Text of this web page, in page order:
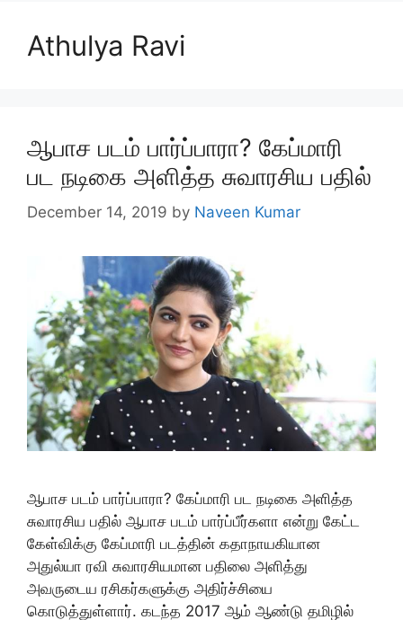
Athulya Ravi
ஆபாச படம் பார்ப்பாரா? கேப்மாரி
பட நடிகை அளித்த சுவாரசிய பதில்
December 14, 2019 by Naveen Kumar
ஆபாச படம் பார்ப்பாரா? கேப்மாரி பட நடிகை அளித்த
சுவாரசிய பதில் ஆபாச படம் பார்ப்பீர்களா என்று கேட்ட
கேள்விக்கு கேப்மாரி படத்தின் கதாநாயகியான
அதுல்யா ரவி சுவாரசியமான பதிலை அளித்து
அவருடைய ரசிகர்களுக்கு அதிர்ச்சியை
கொடுத்துள்ளார். கடந்த 2017 ஆம் ஆண்டு தமிழில்